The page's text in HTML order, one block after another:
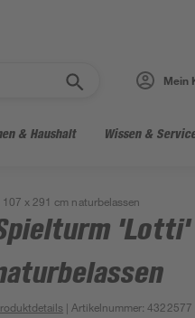
Mein
& Haushalt Wissen &
x 291 cm naturbelassen
'Lotti'
| Artikelnummer:4322577